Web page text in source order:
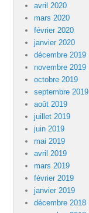
avril 2020
mars 2020
février 2020
janvier 2020
décembre 2019
novembre 2019
octobre 2019
septembre 2019
août 2019
juillet 2019
juin 2019
mai 2019
avril 2019
mars 2019
février 2019
janvier 2019
décembre 2018